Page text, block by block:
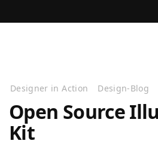
Designer in Action Design-Blog
Open Source
Kit